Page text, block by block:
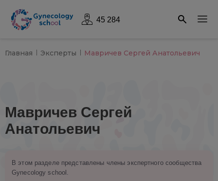
45 284
Главная Эксперты Мавричев Сергей Анатольевич
Мавричев Сергей
Анатольевич
В этом разделе представлены члены экспертного сообщества
Gynecology school.